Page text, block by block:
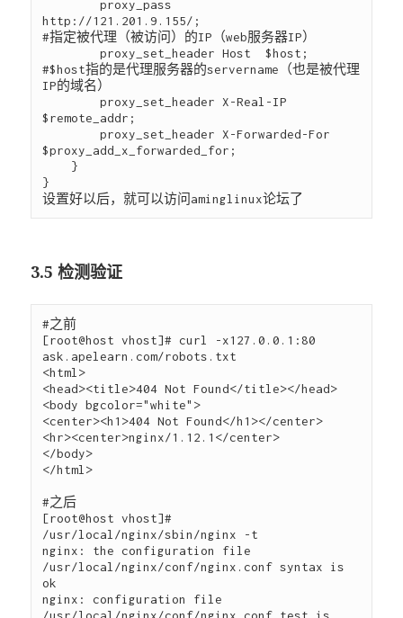
        proxy_pass
http://121.201.9.155/;
#指定被代理（被访问）的IP（web服务器IP）
        proxy_set_header Host  $host;
#$host指的是代理服务器的servername（也是被代理
IP的域名）
        proxy_set_header X-Real-IP
$remote_addr;
        proxy_set_header X-Forwarded-For
$proxy_add_x_forwarded_for;
}
3.5 检测验证
#之前
[root@host vhost]# curl -x127.0.0.1:80
ask.apelearn.com/robots.txt
<html>
<head><title>404 Not Found</title></head>
<body bgcolor="white">
<center><h1>404 Not Found</h1></center>
<hr><center>nginx/1.12.1</center>
</body>
</html>
#之后
[root@host vhost]#
/usr/local/nginx/sbin/nginx -t
nginx: the configuration file
/usr/local/nginx/conf/nginx.conf syntax is
ok
nginx: configuration file